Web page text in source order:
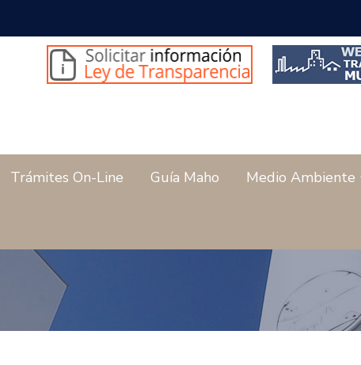
Trámites On-Line Guía Maho Medio Ambiente